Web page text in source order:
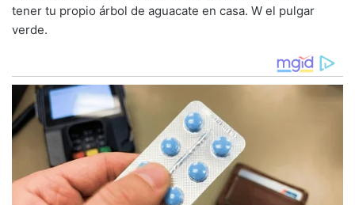
tener tu propio árbol de aguacate en casa. W el pulgar
verde.